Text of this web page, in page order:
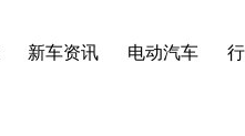
新车资讯 电动汽车